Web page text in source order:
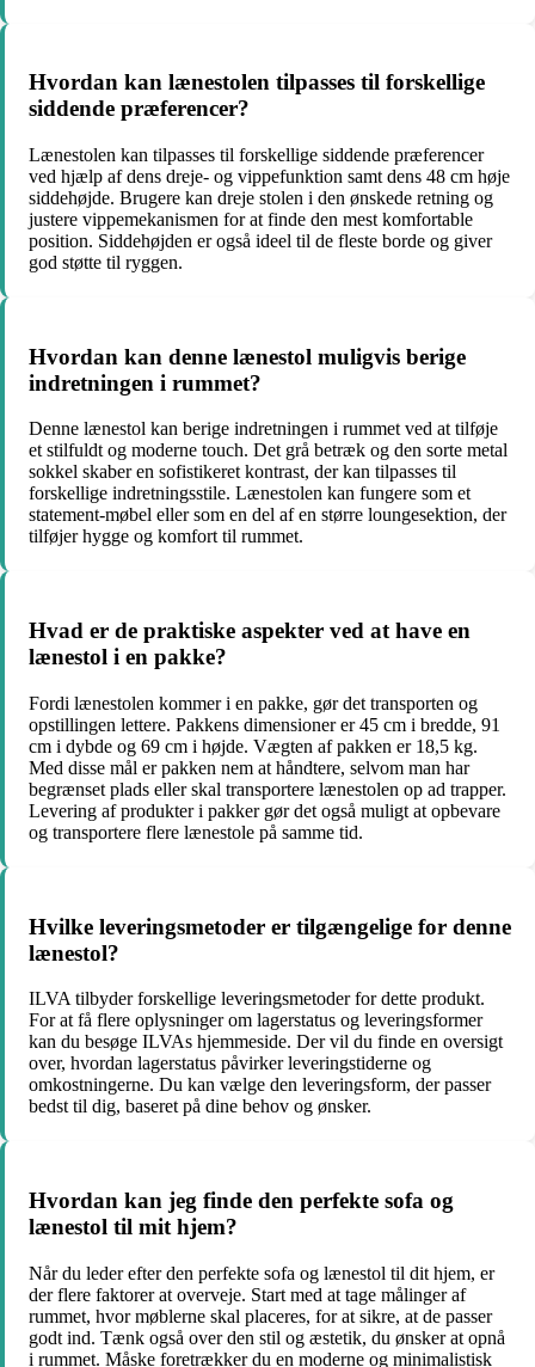
Hvordan kan lænestolen tilpasses til forskellige
siddende præferencer?
Lænestolen kan tilpasses til forskellige siddende præferencer
ved hjælp af dens dreje- og vippefunktion samt dens 48 cm høje
siddehøjde. Brugere kan dreje stolen i den ønskede retning og
justere vippemekanismen for at finde den mest komfortable
position. Siddehøjden er også ideel til de fleste borde og giver
god støtte til ryggen.
Hvordan kan denne lænestol muligvis berige
indretningen i rummet?
Denne lænestol kan berige indretningen i rummet ved at tilføje
et stilfuldt og moderne touch. Det grå betræk og den sorte metal
sokkel skaber en sofistikeret kontrast, der kan tilpasses til
forskellige indretningsstile. Lænestolen kan fungere som et
statement-møbel eller som en del af en større loungesektion, der
tilføjer hygge og komfort til rummet.
Hvad er de praktiske aspekter ved at have en
lænestol i en pakke?
Fordi lænestolen kommer i en pakke, gør det transporten og
opstillingen lettere. Pakkens dimensioner er 45 cm i bredde, 91
cm i dybde og 69 cm i højde. Vægten af ​​pakken er 18,5 kg.
Med disse mål er pakken nem at håndtere, selvom man har
begrænset plads eller skal transportere lænestolen op ad trapper.
Levering af produkter i pakker gør det også muligt at opbevare
og transportere flere lænestole på samme tid.
Hvilke leveringsmetoder er tilgængelige for denne
lænestol?
ILVA tilbyder forskellige leveringsmetoder for dette produkt.
For at få flere oplysninger om lagerstatus og leveringsformer
kan du besøge ILVAs hjemmeside. Der vil du finde en oversigt
over, hvordan lagerstatus påvirker leveringstiderne og
omkostningerne. Du kan vælge den leveringsform, der passer
bedst til dig, baseret på dine behov og ønsker.
Hvordan kan jeg finde den perfekte sofa og
lænestol til mit hjem?
Når du leder efter den perfekte sofa og lænestol til dit hjem, er
der flere faktorer at overveje. Start med at tage målinger af
rummet, hvor møblerne skal placeres, for at sikre, at de passer
godt ind. Tænk også over den stil og æstetik, du ønsker at opnå
i rummet. Måske foretrækker du en moderne og minimalistisk